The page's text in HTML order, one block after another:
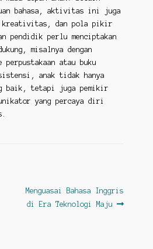
bahasa, aktivitas ini juga
kreativitas, dan pola pikir
pendidik perlu menciptakan
misalnya dengan
perpustakaan atau buku
anak tidak hanya
baik, tetapi juga pemikir
yang percaya diri
Next
post:
Menguasai Bahasa Inggris
di Era Teknologi Maju